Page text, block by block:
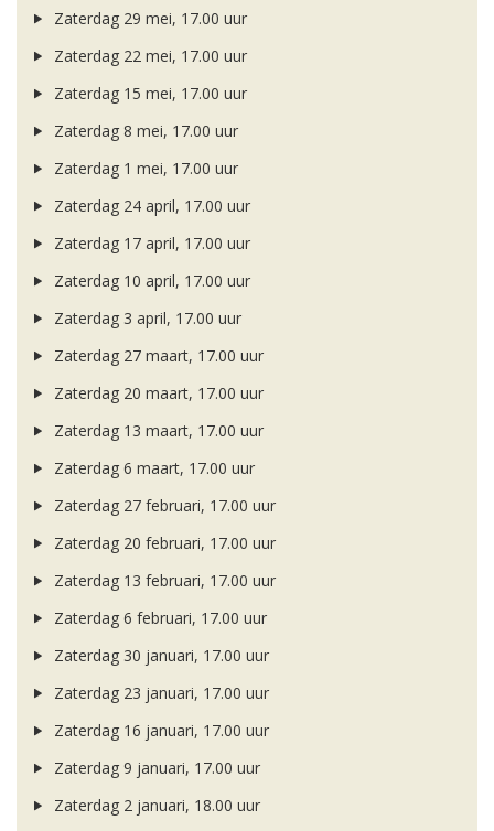
Zaterdag 29 mei, 17.00 uur
Zaterdag 22 mei, 17.00 uur
Zaterdag 15 mei, 17.00 uur
Zaterdag 8 mei, 17.00 uur
Zaterdag 1 mei, 17.00 uur
Zaterdag 24 april, 17.00 uur
Zaterdag 17 april, 17.00 uur
Zaterdag 10 april, 17.00 uur
Zaterdag 3 april, 17.00 uur
Zaterdag 27 maart, 17.00 uur
Zaterdag 20 maart, 17.00 uur
Zaterdag 13 maart, 17.00 uur
Zaterdag 6 maart, 17.00 uur
Zaterdag 27 februari, 17.00 uur
Zaterdag 20 februari, 17.00 uur
Zaterdag 13 februari, 17.00 uur
Zaterdag 6 februari, 17.00 uur
Zaterdag 30 januari, 17.00 uur
Zaterdag 23 januari, 17.00 uur
Zaterdag 16 januari, 17.00 uur
Zaterdag 9 januari, 17.00 uur
Zaterdag 2 januari, 18.00 uur